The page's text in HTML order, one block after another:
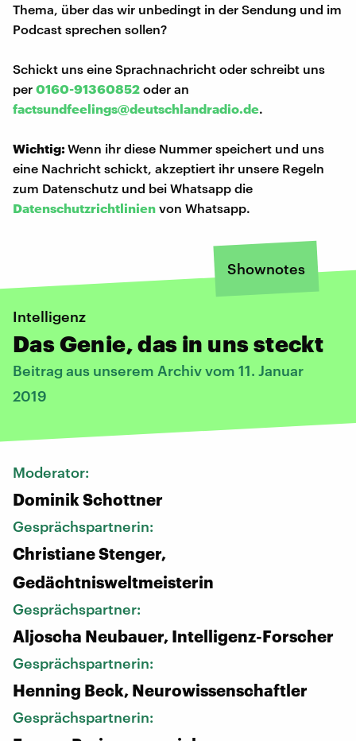
Thema, über das wir unbedingt in der Sendung und im
Podcast sprechen sollen?
Schickt uns eine Sprachnachricht oder schreibt uns
per 0160-91360852 oder an
factsundfeelings@deutschlandradio.de.
Wichtig:Wenn ihr diese Nummer speichert und uns
eine Nachricht schickt, akzeptiert ihr unsere Regeln
zum Datenschutz und bei Whatsapp die
Datenschutzrichtlinien von Whatsapp.
Shownotes
Intelligenz
Das Genie, das in uns steckt
Beitrag aus unserem Archiv vom 11. Januar
2019
Moderator:
Dominik Schottner
Gesprächspartnerin:
Christiane Stenger,
Gedächtnisweltmeisterin
Gesprächspartner:
Aljoscha Neubauer, Intelligenz-Forscher
Gesprächspartnerin:
Henning Beck, Neurowissenschaftler
Gesprächspartnerin: